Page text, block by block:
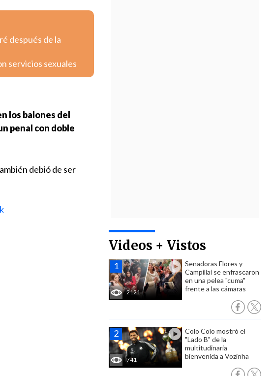
Videos + Vistos
2121
Senadoras Flores y
Campillai se enfrascaron
en una pelea "cuma"
frente a las cámaras
741
Colo Colo mostró el
"Lado B" de la
multitudinaria
bienvenida a Vozinha
después de la
servicios sexuales
los balones del
penal con doble
debió de ser